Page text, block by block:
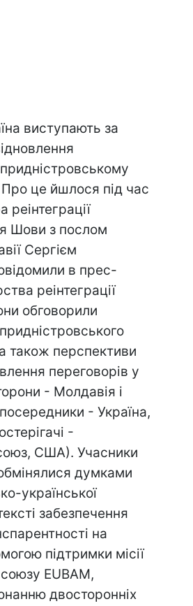
виступають за
це йшлося під час
реінтеграції
Шови з послом
Сергієм
в прес-
реінтеграції
обговорили
також перспективи
переговорів у
- Молдавія і
- Україна,
-
США). Учасники
думками
української
забезпечення
на
підтримки місії
EUBAM,
двосторонніх